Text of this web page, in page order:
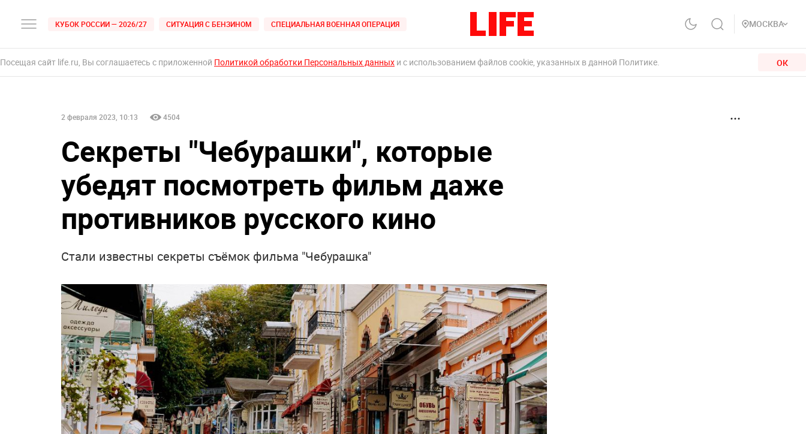
КУБОК РОССИИ — 2026/27 СИТУАЦИЯ С БЕНЗИНОМ СПЕЦИАЛЬНАЯ ВОЕННАЯ ОПЕРАЦИЯ МОСКВА
Посещая сайт life.ru, Вы соглашаетесь с приложенной Политикой обработки Персональных данных и с использованием файлов cookie, указанных в данной Политике. ОК
2 февраля 2023, 10:13 4504
Секреты "Чебурашки", которые
убедят посмотреть фильм даже
противников русского кино
Стали известны секреты съёмок фильма "Чебурашка"